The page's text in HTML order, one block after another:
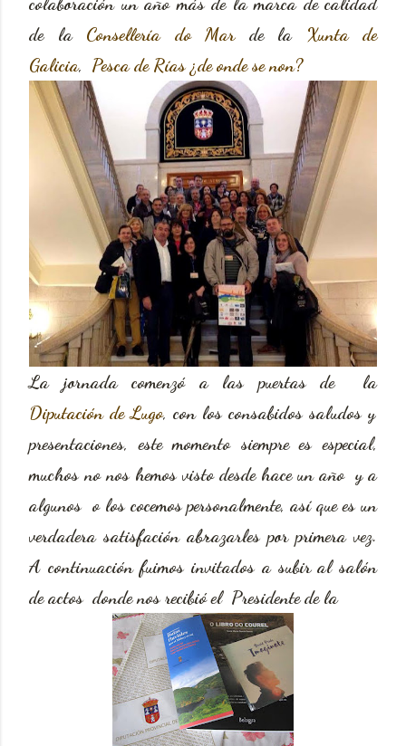
de la Consellería do Marde la
Xunta de
Galicia, Pesca de Rías ¿de onde se non?
La jornada comenzó a las puertas de la
Diputación de Lugo, con los consabidos saludos y
presentaciones, este momento siempre es especial,
muchos no nos hemos visto desde hace un año y a
algunos o los cocemos personalmente, así que es un
verdadera satisfación abrazarles por primera vez.
A continuación fuimos invitados a subir al salón
de actos donde nos recibió el Presidente de la